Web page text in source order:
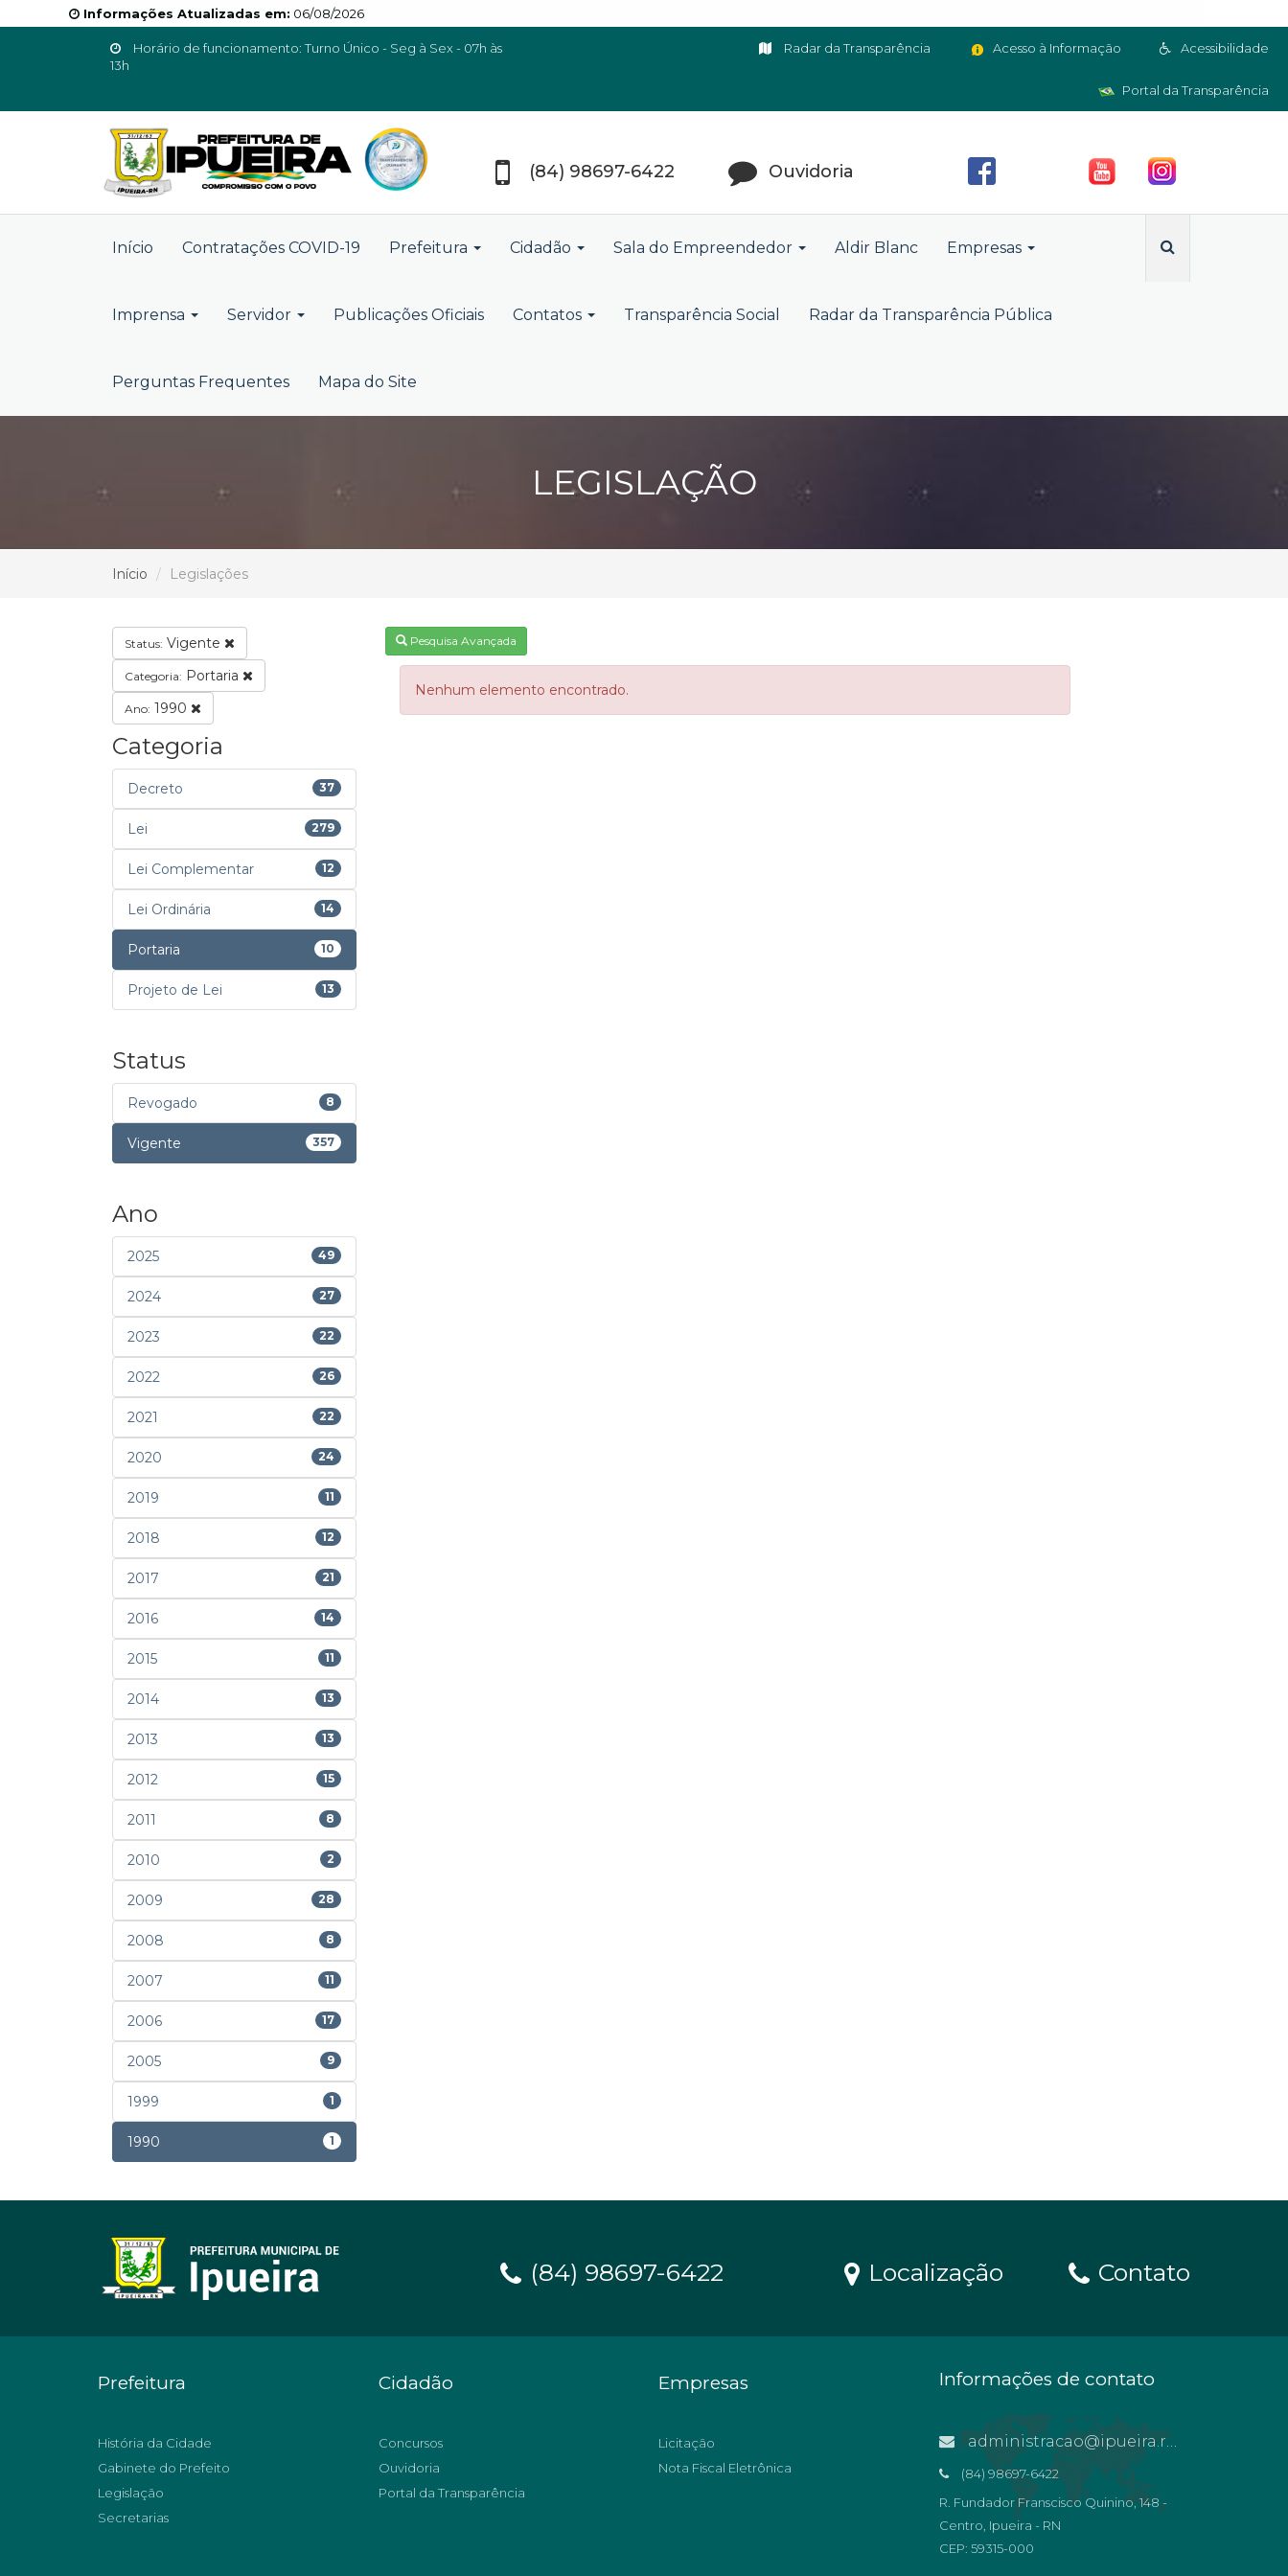
Informações Atualizadas em: 06/08/2026
Horário de funcionamento: Turno Único - Seg à Sex - 07h às
13h
Acessibilidade
Acesso à Informação
Radar da Transparência
Portal da Transparência
(84) 98697-6422 Ouvidoria
Início Contratações COVID-19 Prefeitura Cidadão Sala do Empreendedor Aldir Blanc Empresas
Imprensa Servidor Publicações Oficiais Contatos Transparência Social Radar da Transparência Pública
Perguntas Frequentes Mapa do Site
LEGISLAÇÃO
Início Legislações
Status: Vigente
Categoria: Portaria
Ano: 1990
Categoria
Decreto 37
Lei 279
Lei Complementar 12
Lei Ordinária 14
Portaria 10
Projeto de Lei 13
Status
Revogado 8
Vigente 357
Ano
2025 49
2024 27
2023 22
2022 26
2021 22
2020 24
2019 11
2018 12
2017 21
2016 14
2015 11
2014 13
2013 13
2012 15
2011 8
2010 2
2009 28
2008 8
2007 11
2006 17
2005 9
1999 1
1990 1
Pesquisa Avançada
Nenhum elemento encontrado.
(84) 98697-6422 Localização Contato
Prefeitura
História da Cidade
Gabinete do Prefeito
Legislação
Secretarias
Cidadão
Concursos
Ouvidoria
Portal da Transparência
Empresas
Licitação
Nota Fiscal Eletrônica
Informações de contato
administracao@ipueira.rn.gov.br
(84) 98697-6422
R. Fundador Franscisco Quinino, 148 -
Centro, Ipueira - RN
CEP: 59315-000